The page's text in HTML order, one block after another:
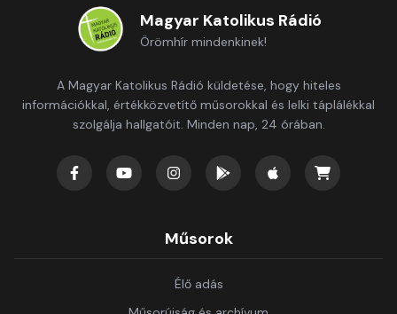
Magyar Katolikus Rádió
Örömhír mindenkinek!
A Magyar Katolikus Rádió küldetése, hogy hiteles
információkkal, értékközvetítő műsorokkal és lelki táplálékkal
szolgálja hallgatóit. Minden nap, 24 órában.
Műsorok
Élő adás